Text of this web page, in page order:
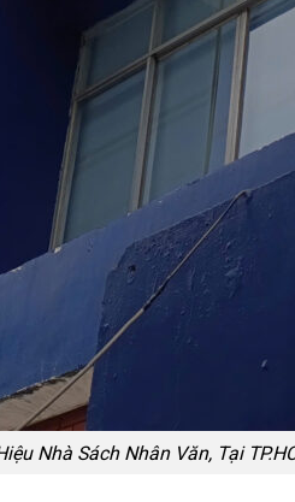
Nhân Văn, Tại